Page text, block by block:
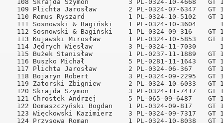
Neubrandenburg